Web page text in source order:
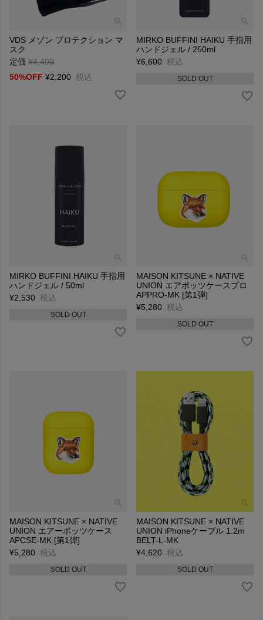
VDS メゾン プロテクション マ
スク
定価 ¥4,400
→
50%OFF ¥2,200 税込
MIRKO BUFFINI HAIKU 手指用
ハンドジェル / 250ml
¥6,600 税込
SOLD OUT
MIRKO BUFFINI HAIKU 手指用
ハンドジェル / 50ml
¥2,530 税込
SOLD OUT
MAISON KITSUNE × NATIVE
UNION エアポッツケースプロ
APPRO-MK [第1弾]
¥5,280 税込
SOLD OUT
MAISON KITSUNE × NATIVE
UNION エアーポッツケース
APCSE-MK [第1弾]
¥5,280 税込
SOLD OUT
MAISON KITSUNE × NATIVE
UNION iPhoneケーブル 1.2m
BELT-L-MK
¥4,620 税込
SOLD OUT